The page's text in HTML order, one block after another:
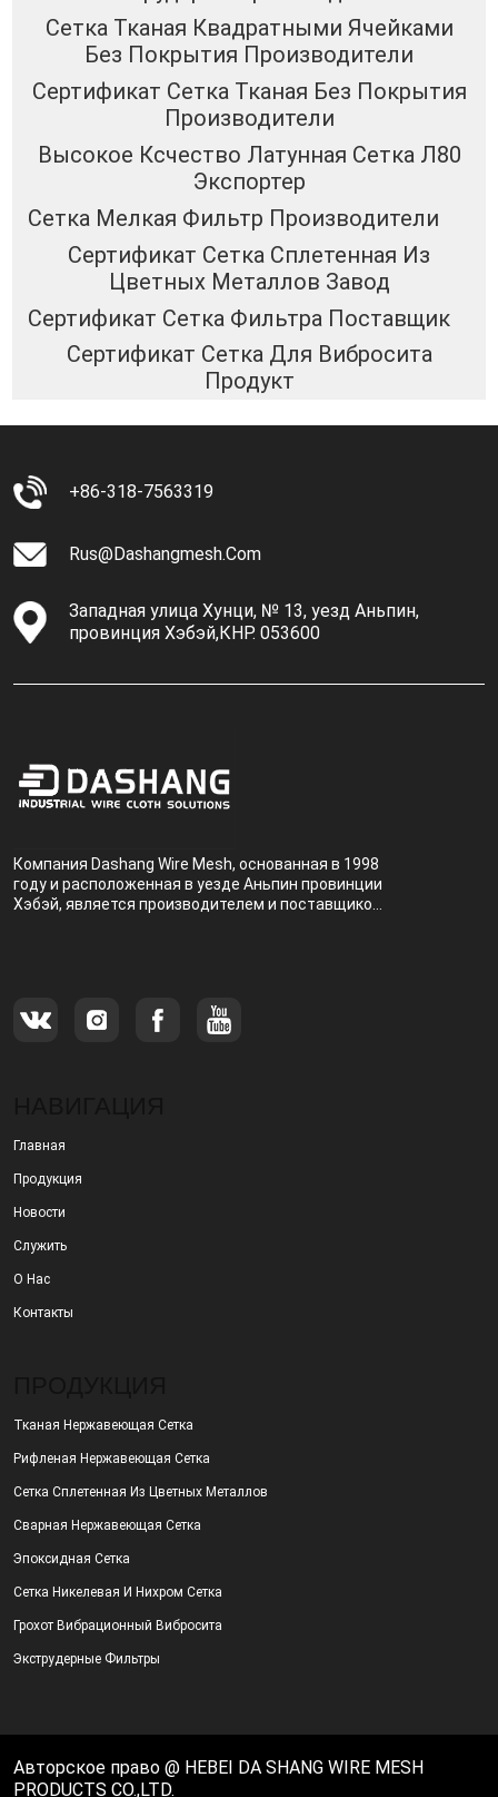
Сетка Тканая Квадратными Ячейками
Без Покрытия Производители
Сертификат Сетка Тканая Без Покрытия
Производители
Высокое Ксчество Латунная Сетка Л80
Экспортер
Сетка Мелкая Фильтр Производители
Сертификат Сетка Сплетенная Из
Цветных Металлов Завод
Сертификат Сетка Фильтра Поставщик
Сертификат Сетка Для Вибросита
Продукт
+86-318-7563319
Rus@dashangmesh.com
Западная улица Хунци, № 13, уезд Аньпин,
провинция Хэбэй,КНР. 053600
Компания Dashang Wire Mesh, основанная в 1998
году и расположенная в уезде Аньпин провинции
Хэбэй, является производителем и поставщиком,
Главная
Продукция
Новости
Служить
О Нас
Контакты
Тканая Нержавеющая Сетка
Рифленая Нержавеющая Сетка
Сетка Сплетенная Из Цветных Металлов
Сварная Нержавеющая Сетка
Эпоксидная Сетка
Сетка Никелевая И Нихром Сетка
Грохот Вибрационный Вибросита
Экструдерные Фильтры
Авторское право @ HEBEI DA SHANG WIRE MESH
PRODUCTS CO.,LTD.